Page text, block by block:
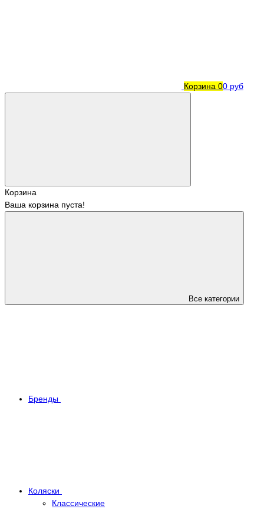
Корзина 00 руб
Корзина
Ваша корзина пуста!
Все категории
Бренды
Коляски
Классические